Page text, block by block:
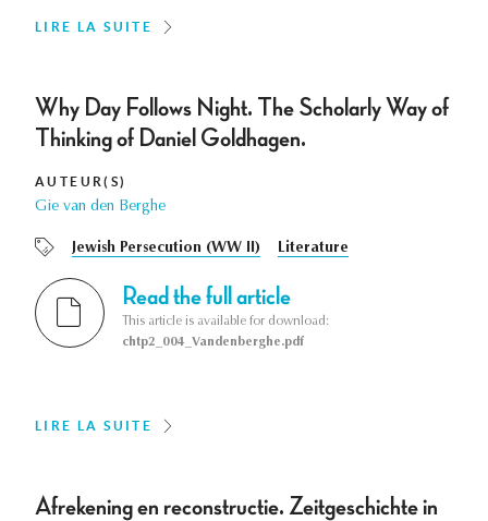
LIRE LA SUITE
Why Day Follows Night. The Scholarly Way of
Thinking of Daniel Goldhagen.
AUTEUR(S)
Gie van den Berghe
Jewish Persecution (WW II) Literature
Read the full article
This article is available for download:
chtp2_004_Vandenberghe.pdf
LIRE LA SUITE
Afrekening en reconstructie. Zeitgeschichte in